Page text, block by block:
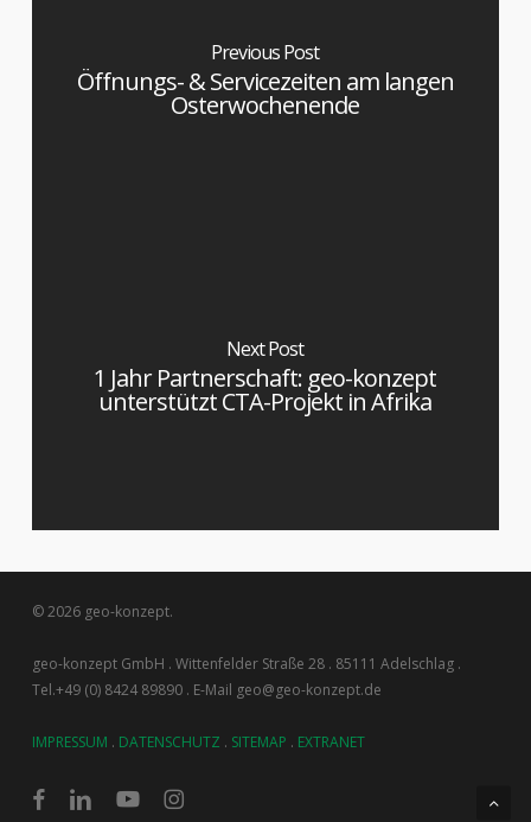
Previous Post
Öffnungs- & Servicezeiten am langen
Osterwochenende
Next Post
1 Jahr Partnerschaft: geo-konzept
unterstützt CTA-Projekt in Afrika
© 2026 geo-konzept.
geo-konzept GmbH . Wittenfelder Straße 28 . 85111 Adelschlag .
Tel.+49 (0) 8424 89890 . E-Mail geo@geo-konzept.de
IMPRESSUM . DATENSCHUTZ . SITEMAP . EXTRANET
facebooklinkedinyoutubeinstagram